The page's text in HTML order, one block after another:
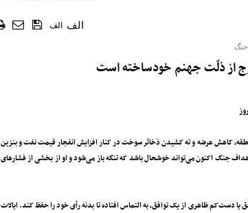
الف الف
از ذلّت جهنم خودساخته است
کاهش عرضه و ته کشیدن ذخائر سوخت در کنار افزایش انفجار قیمت نفت و بنزین
جنگ اکنون می‌تواند خوشحال باشد که تنگه باز می‌شود و او از بخشی از فشارهای
دست‌کم ظاهری از یک توافق، به التماس افتاده تا بدنه رأی خود را حفظ کند. ایالات